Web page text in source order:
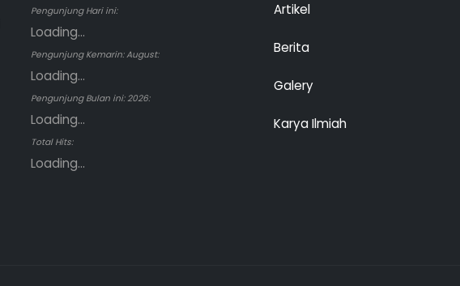
Pengunjung Hari ini:
Loading...
Pengunjung Kemarin: August:
Loading...
Pengunjung Bulan ini: 2026:
Loading...
Total Hits:
Loading...
Artikel
Berita
Galery
Karya Ilmiah